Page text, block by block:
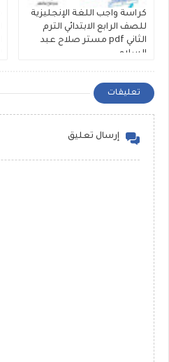
كراسة واجب اللغة الإنجليزية
للصف الرابع الابتدائي الترم
الثاني pdf مستر صلاح عبد
السلام
تعليقات
إرسال تعليق